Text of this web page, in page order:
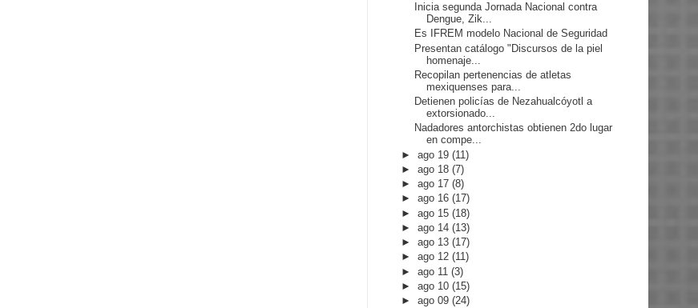
Inicia segunda Jornada Nacional contra
Dengue, Zik...
Es IFREM modelo Nacional de Seguridad
Presentan catálogo "Discursos de la piel
homenaje...
Recopilan pertenencias de atletas
mexiquenses para...
Detienen policías de Nezahualcóyotl a
extorsionado...
Nadadores antorchistas obtienen 2do lugar
en compe...
►ago 19(11)
►ago 18(7)
►ago 17(8)
►ago 16(17)
►ago 15(18)
►ago 14(13)
►ago 13(17)
►ago 12(11)
►ago 11(3)
►ago 10(15)
►ago 09(24)